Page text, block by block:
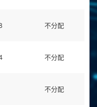
不分配
不分配
不分配